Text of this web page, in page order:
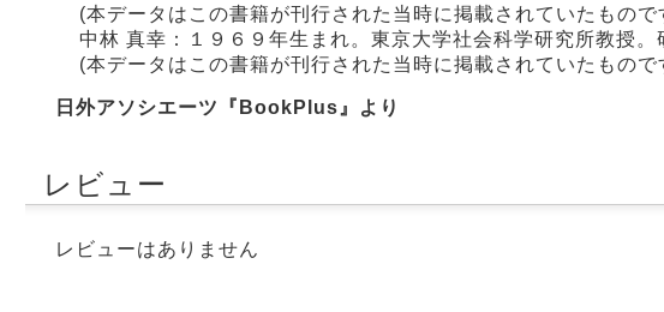
(本データはこの書籍が刊行された当時に掲載されていたもので
中林 真幸：１９６９年生まれ。東京大学社会科学研究所教授
(本データはこの書籍が刊行された当時に掲載されていたもので
日外アソシエーツ『BookPlus』より
レビュー
レビューはありません